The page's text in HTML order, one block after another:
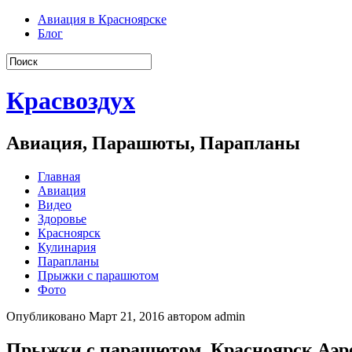
Авиация в Красноярске
Блог
Красвоздух
Авиация, Парашюты, Парапланы
Главная
Авиация
Видео
Здоровье
Красноярск
Кулинария
Парапланы
Прыжки с парашютом
Фото
Опубликовано Март 21, 2016 автором admin